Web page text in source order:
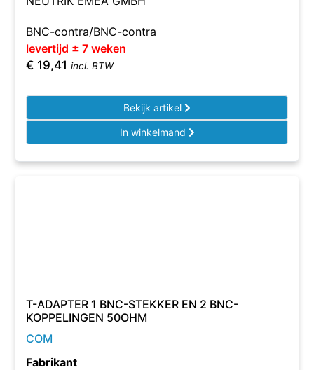
BNC-contra/BNC-contra
levertijd ± 7 weken
€ 19,41 incl. BTW
Bekijk artikel
In winkelmand
T-ADAPTER 1 BNC-STEKKER EN 2 BNC-
KOPPELINGEN 50OHM
COM
Fabrikant